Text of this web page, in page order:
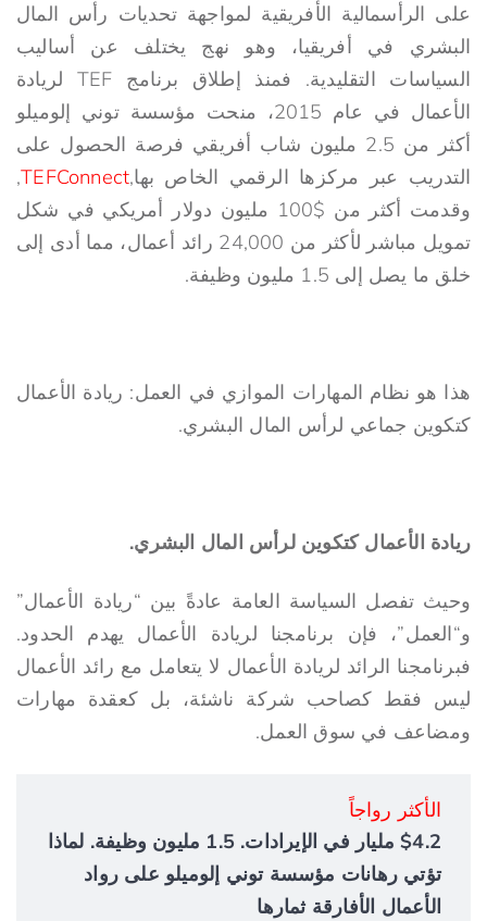
على الرأسمالية الأفريقية لمواجهة تحديات رأس المال
البشري في أفريقيا، وهو نهج يختلف عن أساليب
السياسات التقليدية. فمنذ إطلاق برنامج TEF لريادة
الأعمال في عام 2015، منحت مؤسسة توني إلوميلو
أكثر من 2.5 مليون شاب أفريقي فرصة الحصول على
التدريب عبر مركزها الرقمي الخاص بها,TEFConnect
,
وقدمت أكثر من $100 مليون دولار أمريكي في شكل
تمويل مباشر لأكثر من 24,000 رائد أعمال، مما أدى إلى
خلق ما يصل إلى 1.5 مليون وظيفة.
هذا هو نظام المهارات الموازي في العمل: ريادة الأعمال
كتكوين جماعي لرأس المال البشري.
ريادة الأعمال كتكوين لرأس المال البشري.
وحيث تفصل السياسة العامة عادةً بين “ريادة الأعمال”
و“العمل”، فإن برنامجنا لريادة الأعمال يهدم الحدود.
فبرنامجنا الرائد لريادة الأعمال لا يتعامل مع رائد الأعمال
ليس فقط كصاحب شركة ناشئة، بل كعقدة مهارات
ومضاعف في سوق العمل.
الأكثر رواجاً
$4.2 مليار في الإيرادات. 1.5 مليون وظيفة. لماذا
تؤتي رهانات مؤسسة توني إلوميلو على رواد
الأعمال الأفارقة ثمارها